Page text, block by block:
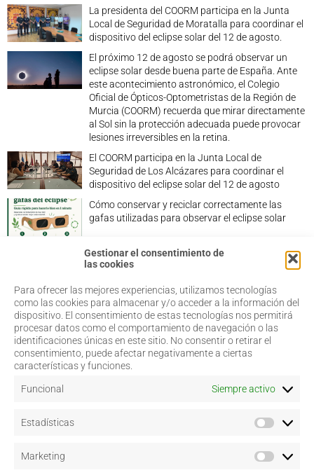
Gestionar el consentimiento de
las cookies
Para ofrecer las mejores experiencias, utilizamos tecnologías
como las cookies para almacenar y/o acceder a la información del
dispositivo. El consentimiento de estas tecnologías nos permitirá
procesar datos como el comportamiento de navegación o las
identificaciones únicas en este sitio. No consentir o retirar el
consentimiento, puede afectar negativamente a ciertas
características y funciones.
Funcional Siempre activo
Estadísticas
Marketing
La presidenta del COORM participa en la Junta
Local de Seguridad de Moratalla para coordinar el
dispositivo del eclipse solar del 12 de agosto.
El próximo 12 de agosto se podrá observar un
eclipse solar desde buena parte de España. Ante
este acontecimiento astronómico, el Colegio
Oficial de Ópticos-Optometristas de la Región de
Murcia (COORM) recuerda que mirar directamente
al Sol sin la protección adecuada puede provocar
lesiones irreversibles en la retina.
El COORM participa en la Junta Local de
Seguridad de Los Alcázares para coordinar el
dispositivo del eclipse solar del 12 de agosto
Cómo conservar y reciclar correctamente las
gafas utilizadas para observar el eclipse solar
968 20 87 67
admin@coorm.org
Miguel Vivancos, 4
30007 Murcia
Salud Visual
Profesionales
Quiénes somos
Actualidad
Contacto